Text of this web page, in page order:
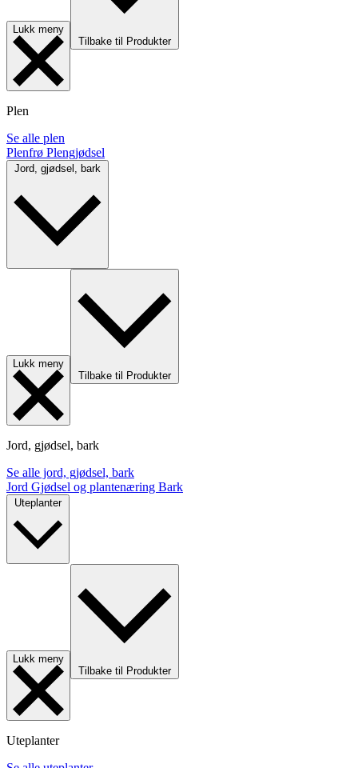
Lukk meny
Tilbake til Produkter
Plen
Se alle plen
Plenfrø Plengjødsel
Lukk meny
Tilbake til Produkter
Jord, gjødsel, bark
Se alle jord, gjødsel, bark
Jord Gjødsel og plantenæring Bark
Uteplanter
Lukk meny
Tilbake til Produkter
Uteplanter